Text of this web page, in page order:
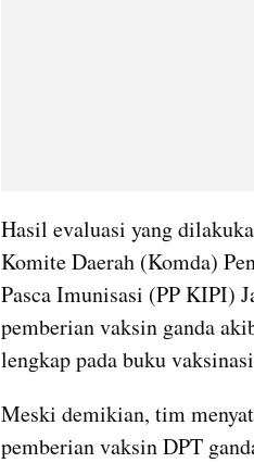
Hasil evaluasi yang
Komite Daerah (Komda)
Pasca Imunisasi (PP KIPI)
pemberian vaksin ganda
lengkap pada buku
Meski demikian, tim
pemberian vaksin DPT